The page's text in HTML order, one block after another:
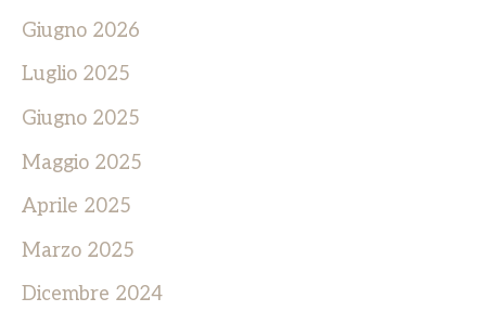
Giugno 2026
Luglio 2025
Giugno 2025
Maggio 2025
Aprile 2025
Marzo 2025
Dicembre 2024